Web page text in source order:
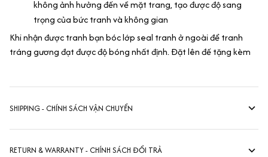
không ảnh hưởng đến về mặt trang, tạo được độ sang
trọng của bức tranh và không gian
Khi nhận được tranh bạn bóc lớp seal tranh ở ngoài để tranh
tráng gương đạt được độ bóng nhất định. Đặt lên đế tặng kèm
SHIPPING - CHÍNH SÁCH VẬN CHUYỂN
RETURN & WARRANTY - CHÍNH SÁCH ĐỔI TRẢ